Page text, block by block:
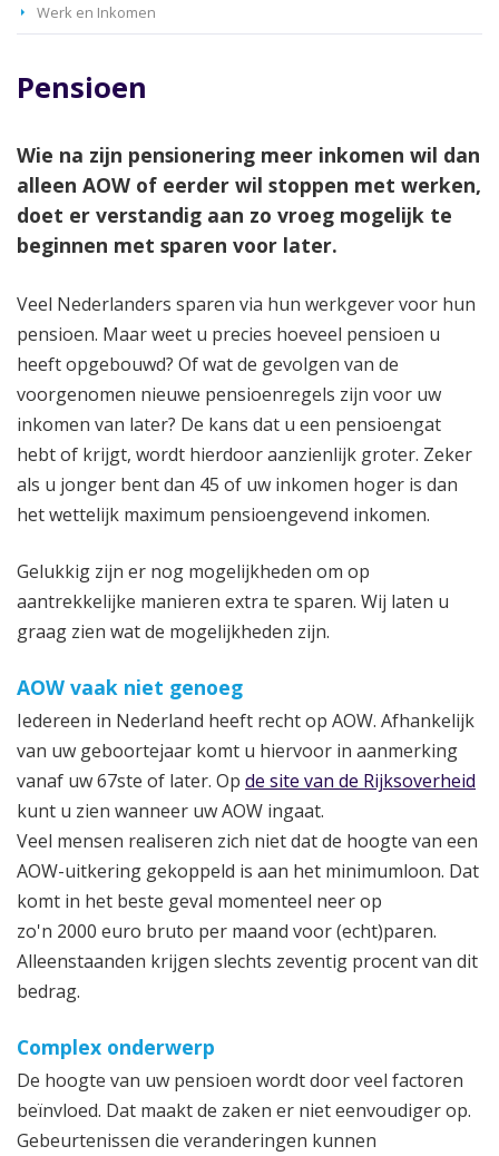
Werk en Inkomen
Pensioen
Wie na zijn pensionering meer inkomen wil dan
alleen AOW of eerder wil stoppen met werken,
doet er verstandig aan zo vroeg mogelijk te
beginnen met sparen voor later.
Veel Nederlanders sparen via hun werkgever voor hun
pensioen. Maar weet u precies hoeveel pensioen u
heeft opgebouwd? Of wat de gevolgen van de
voorgenomen nieuwe pensioenregels zijn voor uw
inkomen van later? De kans dat u een pensioengat
hebt of krijgt, wordt hierdoor aanzienlijk groter. Zeker
als u jonger bent dan 45 of uw inkomen hoger is dan
het wettelijk maximum pensioengevend inkomen.
Gelukkig zijn er nog mogelijkheden om op
aantrekkelijke manieren extra te sparen. Wij laten u
graag zien wat de mogelijkheden zijn.
AOW vaak niet genoeg
Iedereen in Nederland heeft recht op AOW. Afhankelijk
van uw geboortejaar komt u hiervoor in aanmerking
vanaf uw 67ste of later. Op de site van de Rijksoverheid
kunt u zien wanneer uw AOW ingaat.
Veel mensen realiseren zich niet dat de hoogte van een
AOW-uitkering gekoppeld is aan het minimumloon. Dat
komt in het beste geval momenteel neer op
zo'n 2000 euro bruto per maand voor (echt)paren.
Alleenstaanden krijgen slechts zeventig procent van dit
bedrag.
Complex onderwerp
De hoogte van uw pensioen wordt door veel factoren
beïnvloed. Dat maakt de zaken er niet eenvoudiger op.
Gebeurtenissen die veranderingen kunnen